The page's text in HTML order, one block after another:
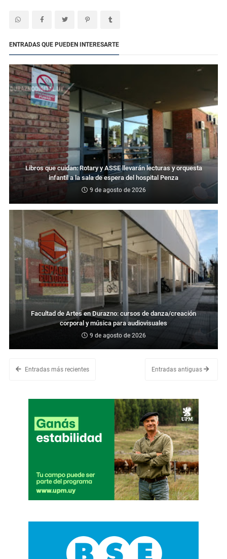
ENTRADAS QUE PUEDEN INTERESARTE
Libros que cuidan: Rotary y ASSE llevarán lecturas y orquesta
infantil a la sala de espera del hospital Penza
9 de agosto de 2026
Facultad de Artes en Durazno: cursos de danza/creación
corporal y música para audiovisuales
9 de agosto de 2026
Entradas más recientes Entradas antiguas